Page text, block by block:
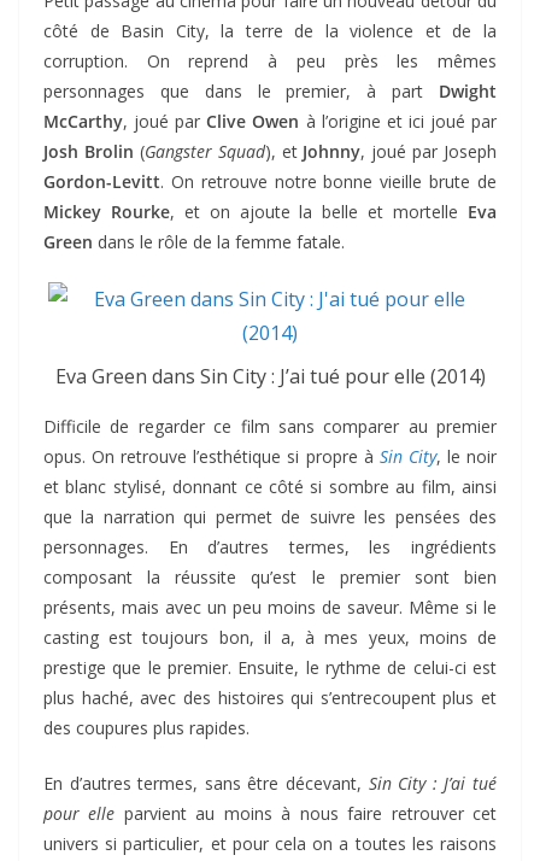
côté de Basin City, la terre de la violence et de la
corruption. On reprend à peu près les mêmes
personnages que dans le premier, à part Dwight
McCarthy, joué parClive Owen à l’origine et ici joué par
Josh Brolin (Gangster Squad), et Johnny, joué par Joseph
Gordon-Levitt. On retrouve notre bonne vieille brute de
Mickey Rourke, et on ajoute la belle et mortelle Eva
Green dans le rôle de la femme fatale.
Eva Green dans Sin City : J’ai tué pour elle (2014)
Difficile de regarder ce film sans comparer au premier
opus. On retrouve l’esthétique si propre à Sin City, le noir
et blanc stylisé, donnant ce côté si sombre au film, ainsi
que la narration qui permet de suivre les pensées des
personnages. En d’autres termes, les ingrédients
composant la réussite qu’est le premier sont bien
présents, mais avec un peu moins de saveur. Même si le
casting est toujours bon, il a, à mes yeux, moins de
prestige que le premier. Ensuite, le rythme de celui-ci est
plus haché, avec des histoires qui s’entrecoupent plus et
des coupures plus rapides.
En d’autres termes, sans être décevant, Sin City : J’ai tué
pour elle parvient au moins à nous faire retrouver cet
univers si particulier, et pour cela on a toutes les raisons